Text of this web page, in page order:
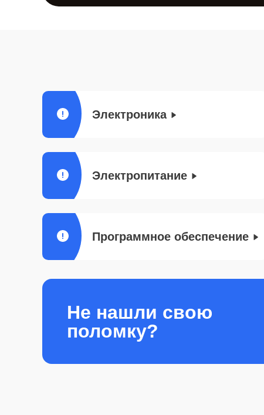
Электроника
Электропитание
Программное обеспечение
Не нашли свою
поломку?